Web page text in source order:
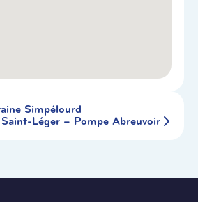
Simpélourd
Saint-Léger – Pompe Abreuvoir